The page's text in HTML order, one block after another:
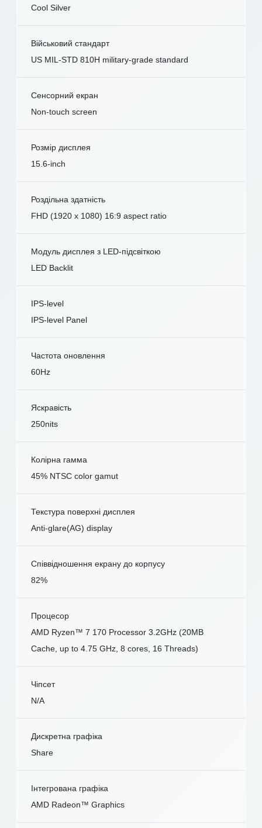
Cool Silver
Військовий стандарт
US MIL-STD 810H military-grade standard
Сенсорний екран
Non-touch screen
Розмір дисплея
15.6-inch
Роздільна здатність
FHD (1920 x 1080) 16:9 aspect ratio
Модуль дисплея з LED-підсвіткою
LED Backlit
IPS-level
IPS-level Panel
Частота оновлення
60Hz
Яскравість
250nits
Колірна гамма
45% NTSC color gamut
Текстура поверхні дисплея
Anti-glare(AG) display
Співвідношення екрану до корпусу
82%
Процесор
AMD Ryzen™ 7 170 Processor 3.2GHz (20MB
Cache, up to 4.75 GHz, 8 cores, 16 Threads)
Чіпсет
N/A
Дискретна графіка
Share
Інтегрована графіка
AMD Radeon™ Graphics